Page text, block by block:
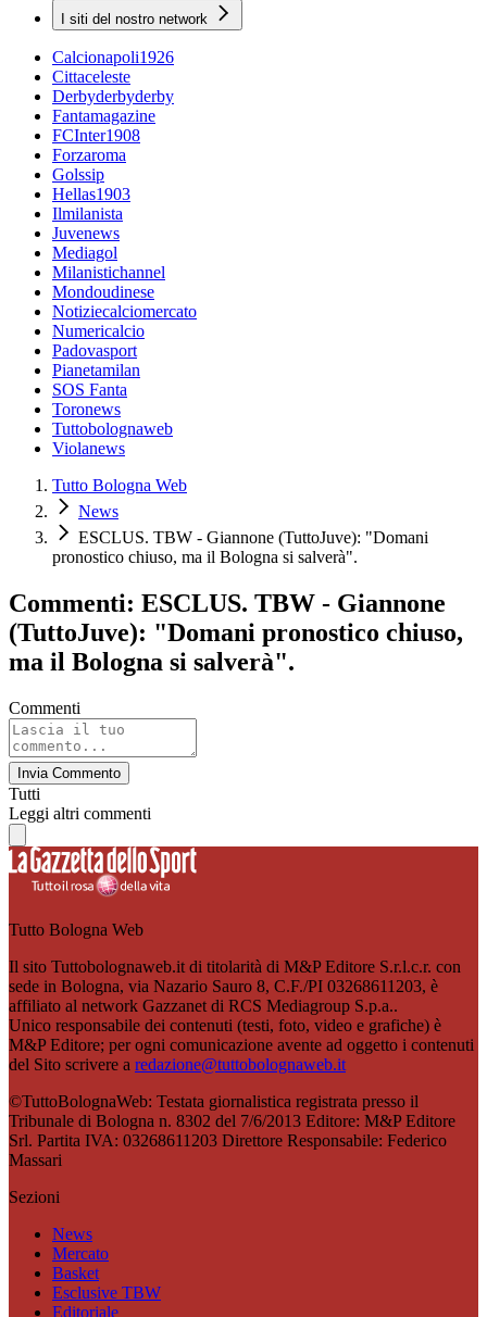
I siti del nostro network
Calcionapoli1926
Cittaceleste
Derbyderbyderby
Fantamagazine
FCInter1908
Forzaroma
Golssip
Hellas1903
Ilmilanista
Juvenews
Mediagol
Milanistichannel
Mondoudinese
Notiziecalciomercato
Numericalcio
Padovasport
Pianetamilan
SOS Fanta
Toronews
Tuttobolognaweb
Violanews
Tutto Bologna Web
News
ESCLUS. TBW - Giannone (TuttoJuve): "Domani
pronostico chiuso, ma il Bologna si salverà".
Commenti: ESCLUS. TBW - Giannone
(TuttoJuve): "Domani pronostico chiuso,
ma il Bologna si salverà".
Commenti
Invia Commento
Tutti
Leggi altri commenti
Tutto Bologna Web
Il sito Tuttobolognaweb.it di titolarità di M&P Editore S.r.l.c.r. con
sede in Bologna, via Nazario Sauro 8, C.F./PI 03268611203, è
affiliato al network Gazzanet di RCS Mediagroup S.p.a..
Unico responsabile dei contenuti (testi, foto, video e grafiche) è
M&P Editore; per ogni comunicazione avente ad oggetto i contenuti
del Sito scrivere a redazione@tuttobolognaweb.it
©TuttoBolognaWeb: Testata giornalistica registrata presso il
Tribunale di Bologna n. 8302 del 7/6/2013 Editore: M&P Editore
Srl. Partita IVA: 03268611203 Direttore Responsabile: Federico
Massari
Sezioni
News
Mercato
Basket
Esclusive TBW
Editoriale